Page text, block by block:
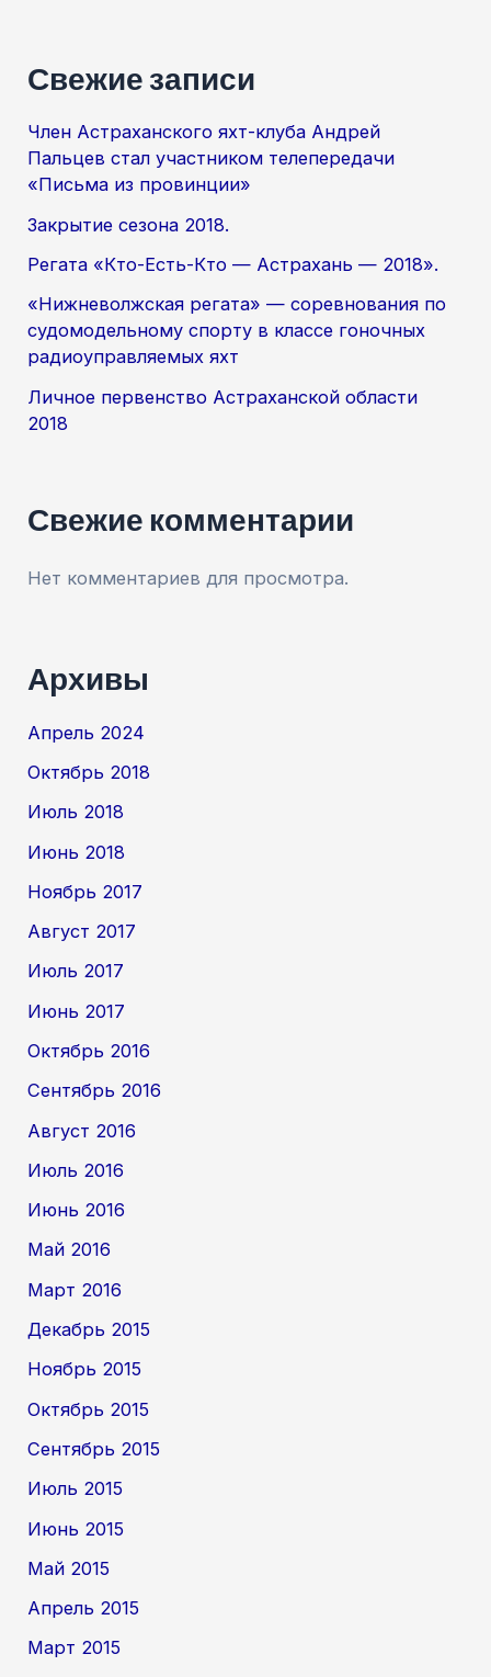
Свежие записи
Член Астраханского яхт-клуба Андрей
Пальцев стал участником телепередачи
«Письма из провинции»
Закрытие сезона 2018.
Регата «Кто-Есть-Кто — Астрахань — 2018».
«Нижневолжская регата» — соревнования по
судомодельному спорту в классе гоночных
радиоуправляемых яхт
Личное первенство Астраханской области
2018
Свежие комментарии
Нет комментариев для просмотра.
Архивы
Апрель 2024
Октябрь 2018
Июль 2018
Июнь 2018
Ноябрь 2017
Август 2017
Июль 2017
Июнь 2017
Октябрь 2016
Сентябрь 2016
Август 2016
Июль 2016
Июнь 2016
Май 2016
Март 2016
Декабрь 2015
Ноябрь 2015
Октябрь 2015
Сентябрь 2015
Июль 2015
Июнь 2015
Май 2015
Апрель 2015
Март 2015